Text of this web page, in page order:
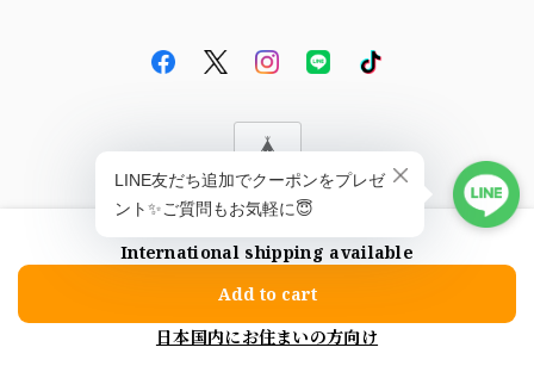
© EBiS GEM
International shipping available
Add to cart
日本国内にお住まいの方向け
ショップに質問する